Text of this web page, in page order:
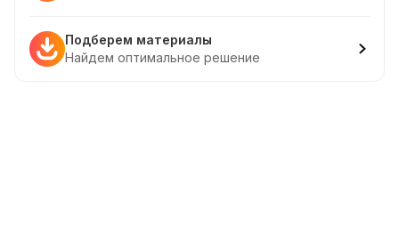
Подберем материалы
Найдем оптимальное решение